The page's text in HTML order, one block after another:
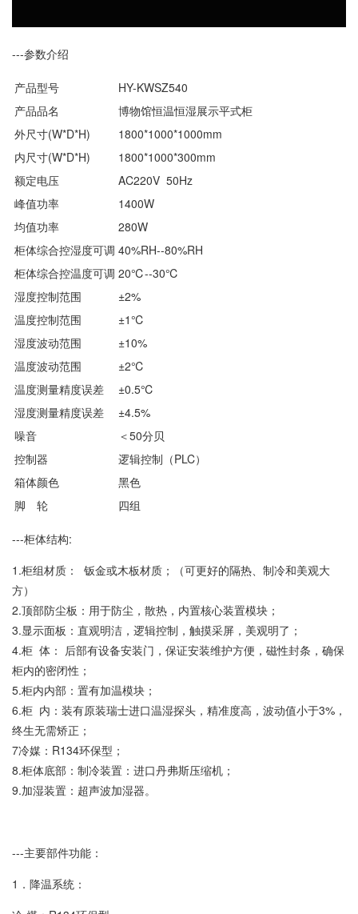
---参数介绍
产品型号
HY-KWSZ540
产品品名
博物馆恒温恒湿展示平式柜
外尺寸(W*D*H)
1800*1000*1000mm
内尺寸(W*D*H)
1800*1000*300mm
额定电压
AC220V 50Hz
峰值功率
1400W
均值功率
280W
柜体综合控湿度可调 40%RH--80%RH
柜体综合控温度可调 20℃--30℃
湿度控制范围
±2%
温度控制范围
±1℃
湿度波动范围
±10%
温度波动范围
±2℃
温度测量精度误差
±0.5℃
湿度测量精度误差
±4.5%
噪音
＜50分贝
控制器
逻辑控制（PLC）
箱体颜色
黑色
脚 轮
四组
---柜体结构:
1.柜组材质： 钣金或木板材质；（可更好的隔热、制冷和美观大
方）
2.顶部防尘板：用于防尘，散热，内置核心装置模块；
3.显示面板：直观明洁，逻辑控制，触摸采屏，美观明了；
4.柜 体： 后部有设备安装门，保证安装维护方便，磁性封条，确保
柜内的密闭性；
5.柜内内部：置有加温模块；
6.柜 内：装有原装瑞士进口温湿探头，精准度高，波动值小于3%，
终生无需矫正；
7冷媒：R134环保型；
8.柜体底部：制冷装置：进口丹弗斯压缩机；
9.加湿装置：超声波加湿器。
---主要部件功能：
1．降温系统：